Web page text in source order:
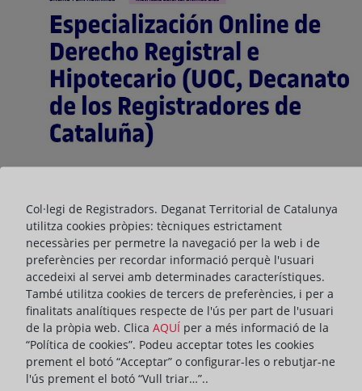
ACTUALITAT DEL DEGANAT
El proper 18 d'octubre donarà inici la tercera edició del Curs
d'Especialització en Dret Registral e Hipotecari, una iniciativa
conjunta entre la Universitat Oberta de Catalunya (UOC) i el
Deganat dels Registradors de Catalunya.
Col·legi de Registradors. Deganat Territorial de Catalunya
utilitza cookies pròpies: tècniques estrictament
necessàries per permetre la navegació per la web i de
preferències per recordar informació perquè l'usuari
accedeixi al servei amb determinades característiques.
També utilitza cookies de tercers de preferències, i per a
finalitats analítiques respecte de l'ús per part de l'usuari
de la pròpia web. Clica AQUÍ per a més informació de la
“Política de cookies”. Podeu acceptar totes les cookies
prement el botó “Acceptar” o configurar-les o rebutjar-ne
l'ús prement el botó “Vull triar…”..